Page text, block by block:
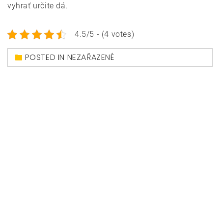
vyhrať určite dá.
4.5/5 - (4 votes)
POSTED IN NEZAŘAZENÉ